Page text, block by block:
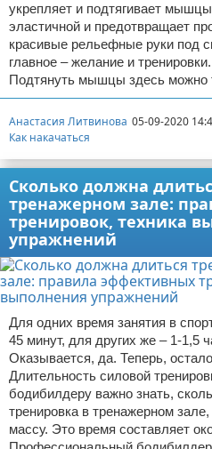
укрепляет и подтягивает
эластичной и предотвращает
красивые рельефные руки под
главное – желание и
Подтянуть мышцы здесь можно
Анастасия Литвинова 05-09-2020
Как накачаться
Сколько должна
тренажерном зале:
тренировок, техника
упражнений
Для одних время занятия в
45 минут, для других же – 1-1,5
Оказывается, да. Теперь,
Длительность силовой
бодибилдеру важно знать,
тренировка в тренажерном
массу. Это время составляет